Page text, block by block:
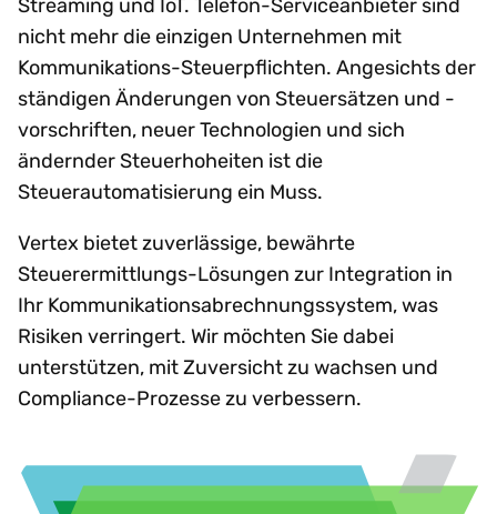
Streaming und IoT. Telefon-Serviceanbieter sind
nicht mehr die einzigen Unternehmen mit
Kommunikations-Steuerpflichten. Angesichts der
ständigen Änderungen von Steuersätzen und -
vorschriften, neuer Technologien und sich
ändernder Steuerhoheiten ist die
Steuerautomatisierung ein Muss.
Vertex bietet zuverlässige, bewährte
Steuerermittlungs-Lösungen zur Integration in
Ihr Kommunikationsabrechnungssystem, was
Risiken verringert. Wir möchten Sie dabei
unterstützen, mit Zuversicht zu wachsen und
Compliance-Prozesse zu verbessern.